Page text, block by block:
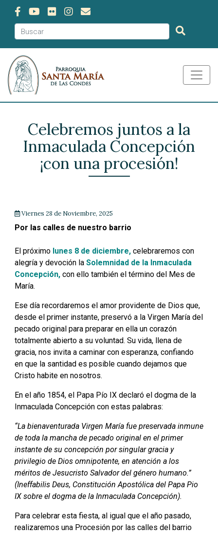
Celebremos juntos a la
Inmaculada Concepción
¡con una procesión!
Viernes 28 de Noviembre, 2025
Por las calles de nuestro barrio
El próximo lunes 8 de diciembre, celebraremos con
alegría y devoción la Solemnidad de la Inmaculada
Concepción, con ello también el término del Mes de
María.
Ese día recordaremos el amor providente de Dios que,
desde el primer instante, preservó a la Virgen María del
pecado original para preparar en ella un corazón
totalmente abierto a su voluntad. Su vida, llena de
gracia, nos invita a caminar con esperanza, confiando
en que la santidad es posible cuando dejamos que
Cristo habite en nosotros.
En el año 1854, el Papa Pío IX declaró el dogma de la
Inmaculada Concepción con estas palabras:
“La bienaventurada Virgen María fue preservada inmune
de toda la mancha de pecado original en el primer
instante de su concepción por singular gracia y
privilegio de Dios omnipotente, en atención a los
méritos de Jesucristo Salvador del género humano.”
(Ineffabilis Deus, Constitución Apostólica del Papa Pio
IX sobre el dogma de la Inmaculada Concepción).
Para celebrar esta fiesta, al igual que el año pasado,
realizaremos una Procesión por las calles del barrio